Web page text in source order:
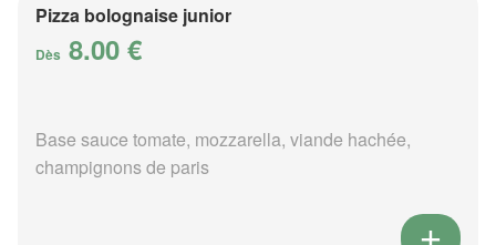
Pizza bolognaise junior
Dès 8.00 €
Base sauce tomate, mozzarella, viande hachée,
champignons de paris